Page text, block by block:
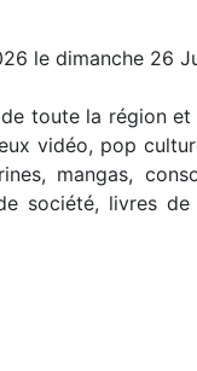
le dimanche 26
toute la région
vidéo, pop
mangas,
société, livres